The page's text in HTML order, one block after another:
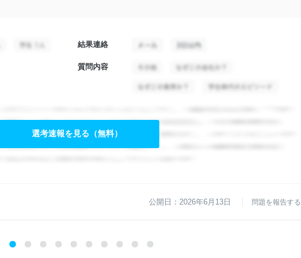
結果連絡
質問内容
選考速報を見る（無料）
公開日：2026年6月13日 問題を報告する